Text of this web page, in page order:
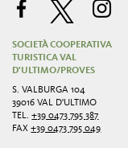
SOCIETÀ COOPERATIVA
TURISTICA VAL
D'ULTIMO/PROVES
S. VALBURGA 104
39016 VAL D'ULTIMO
TEL.+39 0473 795 387
FAX+39 0473 795 049